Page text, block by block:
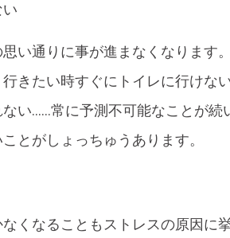
い通りに事が進まなくなります。
きたい時すぐにトイレに行けな
い……常に予測不可能なことが続
とがしょっちゅうあります。
くなることもストレスの原因に